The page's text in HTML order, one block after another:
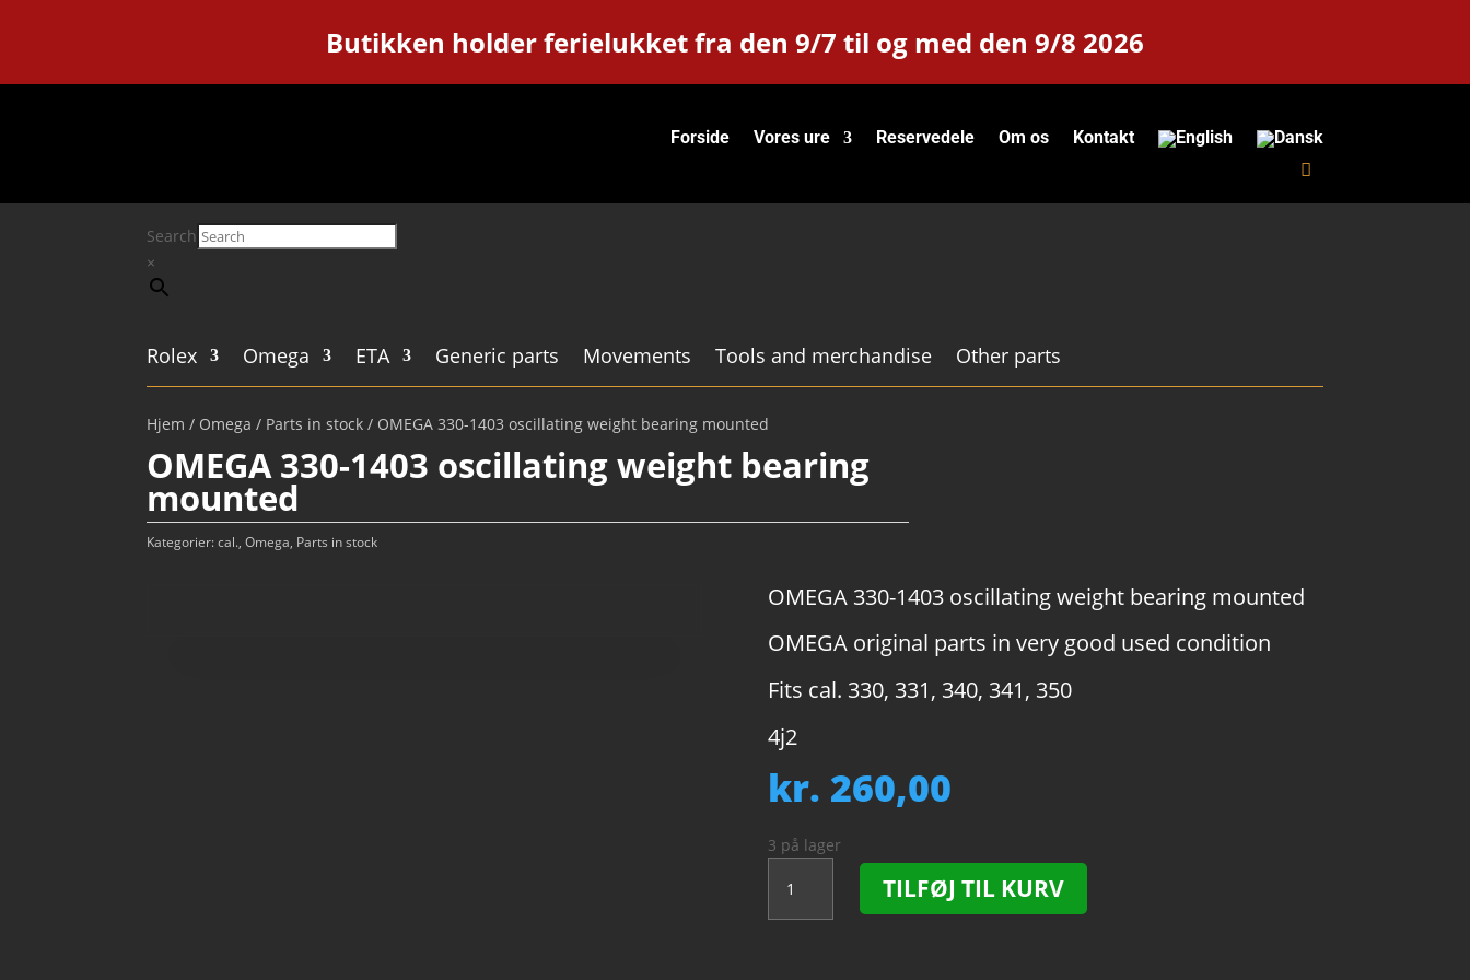
Butikken holder ferielukket fra den 9/7 til og med den 9/8 2026
Forside Vores ure Reservedele Om os Kontakt
Search
×
Rolex Omega ETA Generic parts Movements Tools and merchandise Other parts
Hjem / Omega / Parts in stock / OMEGA 330-1403 oscillating weight bearing mounted
OMEGA 330-1403 oscillating weight bearing
mounted
Kategorier:cal.,Omega, Parts in stock
OMEGA 330-1403 oscillating weight bearing mounted
OMEGA original parts in very good used condition
Fits cal. 330, 331, 340, 341, 350
4j2
kr. 260,00
3 på lager
330-
1403
TILFØJ TIL KURV